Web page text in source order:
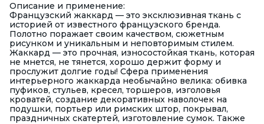
Описание и применение:
Французский жаккард — это эксклюзивная ткань с
историей от известного французского бренда.
Полотно поражает своим качеством, сюжетным
рисунком и уникальным и неповторимым стилем.
Жаккард — это прочная, износостойкая ткань, которая
не мнется, не тянется, хорошо держит форму и
прослужит долгие годы! Сфера применения
интерьерного жаккарда необычайно велика: обивка
пуфиков, стульев, кресел, торшеров, изголовья
кроватей, создание декоративных наволочек на
подушки, портьер или римских штор, покрывал,
праздничных скатертей, изготовление сумок. Также